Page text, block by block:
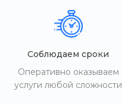
Соблюдаем сроки
Оперативно оказываем
услуги любой сложности